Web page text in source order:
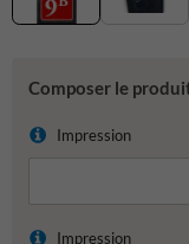
Composer le
Impression
Impression